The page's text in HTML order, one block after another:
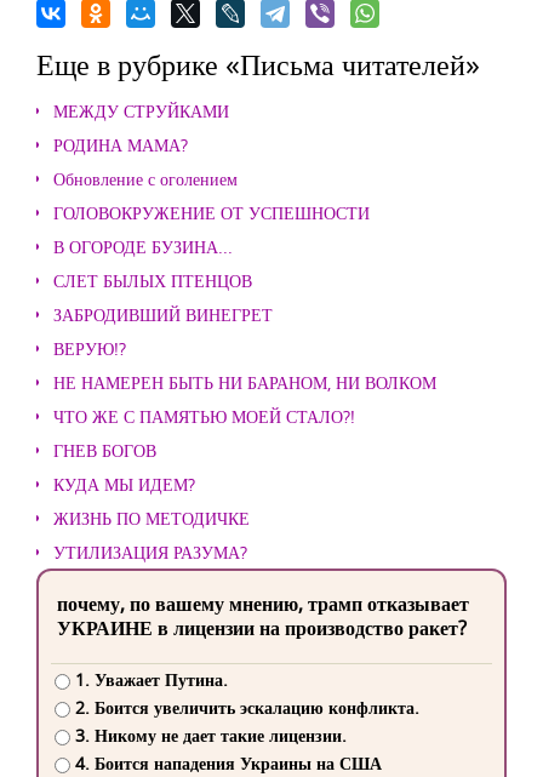
Еще в рубрике «Письма читателей»
МЕЖДУ СТРУЙКАМИ
РОДИНА МАМА?
Обновление с оголением
ГОЛОВОКРУЖЕНИЕ ОТ УСПЕШНОСТИ
В ОГОРОДЕ БУЗИНА...
СЛЕТ БЫЛЫХ ПТЕНЦОВ
ЗАБРОДИВШИЙ ВИНЕГРЕТ
ВЕРУЮ!?
НЕ НАМЕРЕН БЫТЬ НИ БАРАНОМ, НИ ВОЛКОМ
ЧТО ЖЕ С ПАМЯТЬЮ МОЕЙ СТАЛО?!
ГНЕВ БОГОВ
КУДА МЫ ИДЕМ?
ЖИЗНЬ ПО МЕТОДИЧКЕ
УТИЛИЗАЦИЯ РАЗУМА?
почему, по вашему мнению, трамп отказывает
УКРАИНЕ в лицензии на производство ракет?
1. Уважает Путина.
2. Боится увеличить эскалацию конфликта.
3. Никому не дает такие лицензии.
4. Боится нападения Украины на США